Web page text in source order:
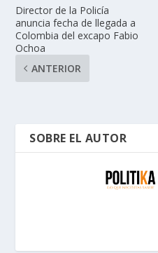
Director de la Policía
anuncia fecha de llegada a
Colombia del excapo Fabio
Ochoa
ANTERIOR
SOBRE EL AUTOR